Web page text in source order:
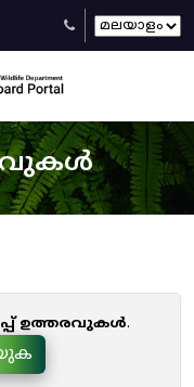
ഉത്തരവുകൾ.